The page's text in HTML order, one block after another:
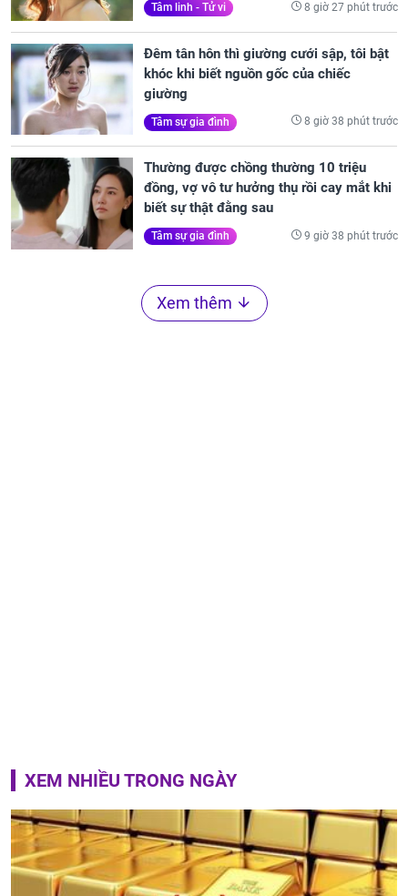
Tâm linh - Tử vi 8 giờ 27 phút trước
Đêm tân hôn thì giường cưới sập, tôi bật
khóc khi biết nguồn gốc của chiếc
giường
Tâm sự gia đình 8 giờ 38 phút trước
Thường được chồng thường 10 triệu
đồng, vợ vô tư hưởng thụ rồi cay mắt khi
biết sự thật đằng sau
Tâm sự gia đình 9 giờ 38 phút trước
Xem thêm
XEM NHIỀU TRONG NGÀY